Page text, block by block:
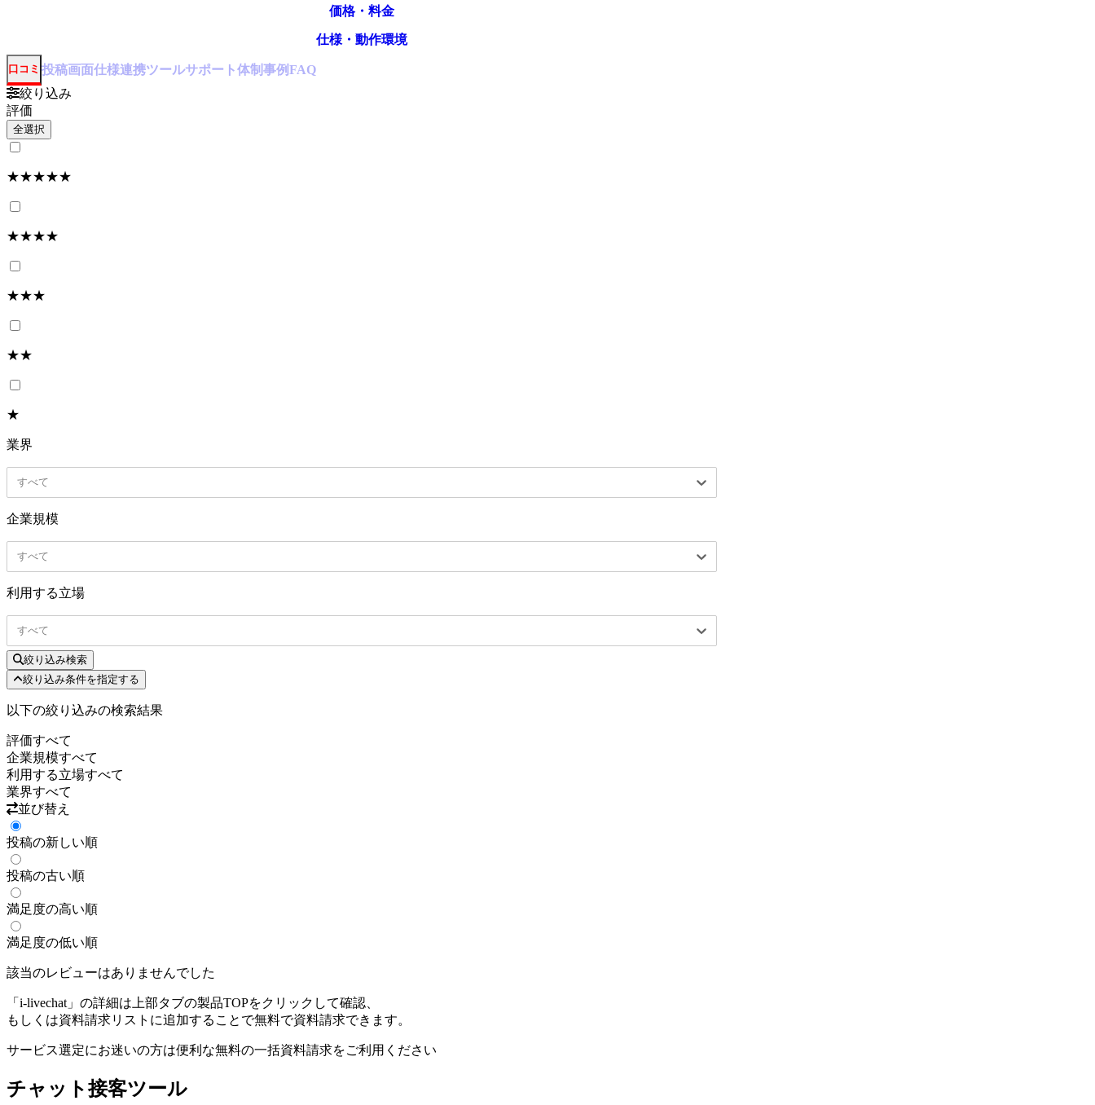
価格・料金
仕様・動作環境
口コミ 投稿画面仕様連携ツールサポート体制 事例FAQ
絞り込み
評価
全選択
★★★★★
★★★★
★★★
★★
★
業界
すべて
企業規模
すべて
利用する立場
すべて
絞り込み検索
絞り込み条件を指定する
以下の絞り込みの検索結果
評価すべて
企業規模すべて
利用する立場すべて
業界すべて
並び替え
投稿の新しい順
投稿の古い順
満足度の高い順
満足度の低い順
該当のレビューはありませんでした
「 i-livechat 」の詳細は上部タブの製品TOPをクリックして確認、
もしくは資料請求リストに追加することで無料で資料請求できます。
サービス選定にお迷いの方は便利な無料の一括資料請求をご利用ください
チャット接客ツール